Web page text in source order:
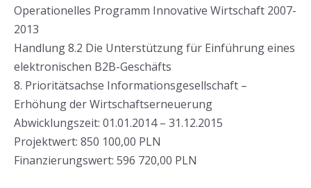
Operationelles Programm Innovative Wirtschaft 2007-
2013
Handlung 8.2 Die Unterstützung für Einführung eines
elektronischen B2B-Geschäfts
8. Prioritätsachse Informationsgesellschaft –
Erhöhung der Wirtschaftserneuerung
Abwicklungszeit: 01.01.2014 – 31.12.2015
Projektwert: 850 100,00 PLN
Finanzierungswert: 596 720,00 PLN